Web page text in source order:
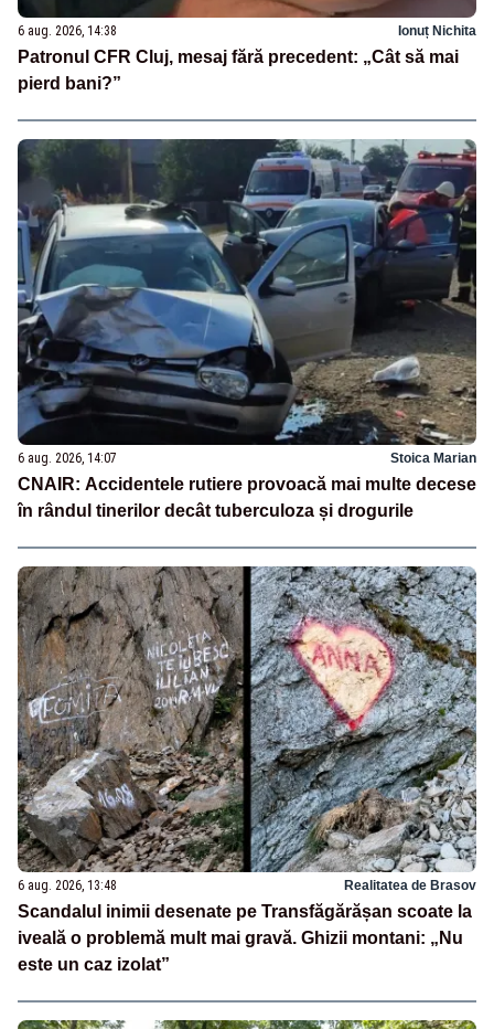
6 aug. 2026, 14:38 Ionuț Nichita
Patronul CFR Cluj, mesaj fără precedent: „Cât să mai
pierd bani?”
6 aug. 2026, 14:07 Stoica Marian
CNAIR: Accidentele rutiere provoacă mai multe decese
în rândul tinerilor decât tuberculoza și drogurile
6 aug. 2026, 13:48 Realitatea de Brasov
Scandalul inimii desenate pe Transfăgărășan scoate la
iveală o problemă mult mai gravă. Ghizii montani: „Nu
este un caz izolat”